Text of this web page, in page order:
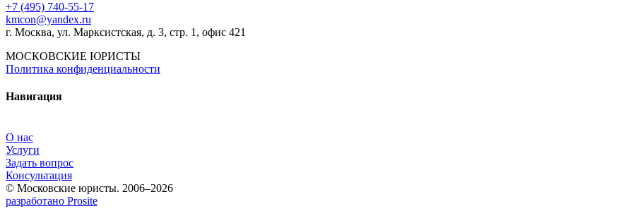
+7 (495) 740‑55‑17
kmcon@yandex.ru
г. Москва, ул. Марксистская, д. 3, стр. 1, офис 421
МОСКОВСКИЕ ЮРИСТЫ
Политика конфиденциальности
Навигация
О нас
Услуги
Задать вопрос
Консультация
© Московские юристы. 2006–2026
разработано Prosite